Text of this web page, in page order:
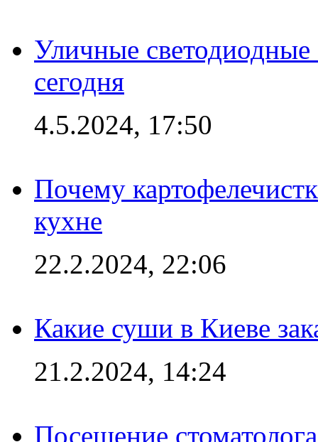
Уличные
сегодня
4.5.2024, 17:50
Почему
кухне
22.2.2024, 22:06
Какие суши в Киеве
21.2.2024, 14:24
Посещение